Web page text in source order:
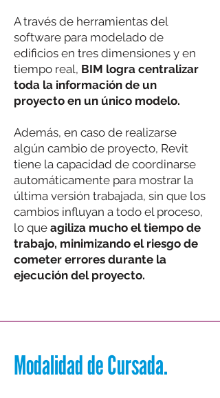
A través de herramientas del
software para modelado de
edificios en tres dimensiones y en
tiempo real, BIM logra centralizar
toda la información de un
proyecto en un único modelo.
Además, en caso de realizarse
algún cambio de proyecto, Revit
tiene la capacidad de coordinarse
automáticamente para mostrar la
última versión trabajada, sin que los
cambios influyan a todo el proceso,
lo que agiliza mucho el tiempo de
trabajo, minimizando el riesgo de
cometer errores durante la
ejecución del proyecto.
Modalidad de Cursada.